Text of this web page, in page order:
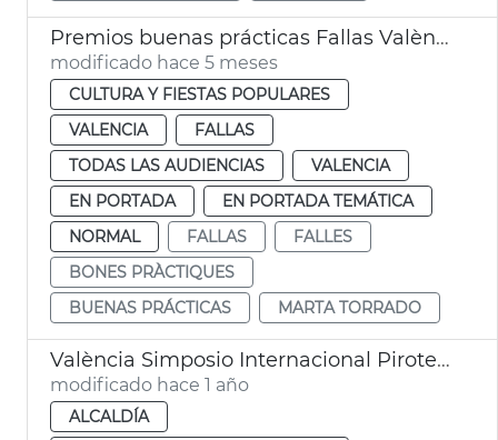
Premios buenas prácticas Fallas València
modificado hace 5 meses
CULTURA Y FIESTAS POPULARES
VALENCIA
FALLAS
TODAS LAS AUDIENCIAS
VALENCIA
EN PORTADA
EN PORTADA TEMÁTICA
NORMAL
FALLAS
FALLES
BONES PRÀCTIQUES
BUENAS PRÁCTICAS
MARTA TORRADO
València Simposio Internacional Pirotecnia 2026
modificado hace 1 año
ALCALDÍA